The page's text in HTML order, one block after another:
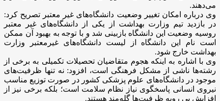
می‌دهند.
وی درباره امکان تغییر وضعیت دانشگاه‌های غیر معتبر تصریح کرد:
در بازدید تیم‌ وزارت بهداشت از یکی از دانشگاه‌های غیر معتبر
روسیه وضعیت این دانشگاه بازبینی شد و با توجه به بهبود آن ممکن
است نام این دانشگاه از لیست دانشگاه‌های غیرمعتبر وزارت
بهداشت خارج شود.
وی با اشاره به اینکه هجوم متقاضیان تحصیلات تکمیلی به برخی از
رشته‌ها ناشی از مشکل فرهنگی است، افزود: نه تنها ظرفیت‌های
موجود در دانشگاه‌های علوم پزشکی کشور در صورت توزیع مناسب
نیروی انسانی پاسخگوی نیاز نظام سلامت است؛ بلکه برخی نیز از
افزایش بی رویه ظرفیت‌ها گله‌مند هستند.